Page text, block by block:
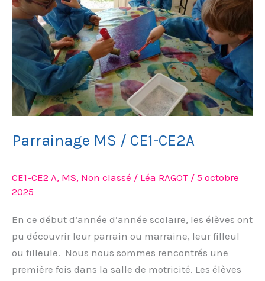
Parrainage MS / CE1-CE2A
CE1-CE2 A, MS, Non classé / Léa RAGOT / 5 octobre
2025
En ce début d’année d’année scolaire, les élèves ont
pu découvrir leur parrain ou marraine, leur filleul
ou filleule. Nous nous sommes rencontrés une
première fois dans la salle de motricité. Les élèves
CE2A